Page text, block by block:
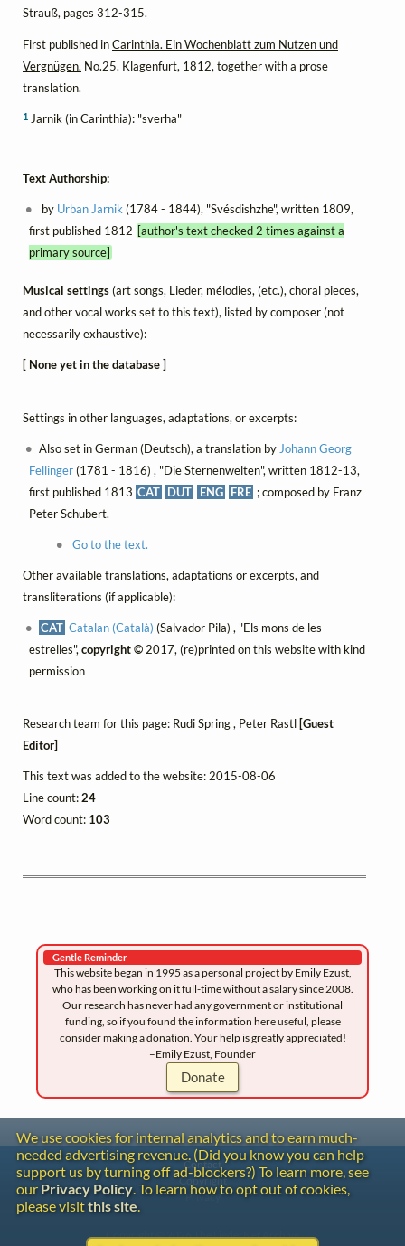
Strauß, pages 312-315.
First published inCarinthia. Ein Wochenblatt zum Nutzen und
Vergnügen. No.25. Klagenfurt, 1812, together with a prose
translation.
1 Jarnik (in Carinthia): "sverha"
Text Authorship:
by Urban Jarnik (1784 - 1844), "Svésdishzhe", written 1809,
first published 1812 [author's text checked 2 times against a
primary source]
Musical settings(art songs, Lieder, mélodies, (etc.), choral pieces,
and other vocal works set to this text), listed by composer (not
necessarily exhaustive):
[ None yet in the database ]
Settings in other languages, adaptations, or excerpts:
Also set in German (Deutsch), a translation by Johann Georg
Fellinger(1781 - 1816) , "Die Sternenwelten", written 1812-13,
first published 1813 CAT DUT ENG FRE ; composed by Franz
Peter Schubert.
Go to the text.
Other available translations, adaptations or excerpts, and
transliterations (if applicable):
CAT Catalan (Català) (Salvador Pila) , "Els mons de les
estrelles", copyright ©2017, (re)printed on this website with kind
permission
Research team for this page: Rudi Spring , Peter Rastl [Guest
Editor]
This text was added to the website: 2015-08-06
Line count:24
Word count: 103
Gentle Reminder
This website began in 1995 as a personal project by Emily Ezust,
who has been working on it full-time without a salary since 2008.
Our research has never had any government or institutional
funding, so if you found the information here useful, please
consider making a donation. Your help is greatly appreciated!
–Emily Ezust, Founder
Donate
We use cookies for internal analytics and to earn much-
needed advertising revenue. (Did you know you can help
support us by turning off ad-blockers?) To learn more, see
our Privacy Policy. To learn how to opt out of cookies,
please visitthis site.
Contact
Copyright
Privacy
Copyright © 2026 The LiederNet Archive